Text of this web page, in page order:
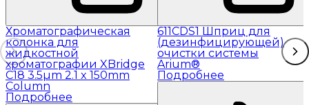
Хроматографическая
колонка для
жидкостной
хроматографии XBridge
C18 3.5µm 2.1 x 150mm
Column
Подробнее
611CDS1 Шприц для
(дезинфицирующей)
очистки системы
Arium®
Подробнее